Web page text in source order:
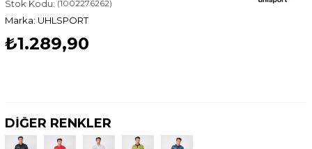
Stok Kodu: (1002276262)
UHLSPORT
₺1.289,90
DİĞER RENKLER